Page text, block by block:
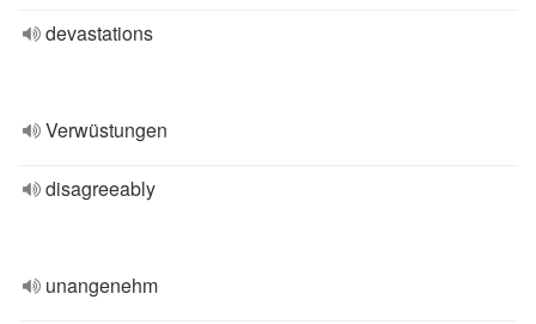
devastations
Verwüstungen
disagreeably
unangenehm